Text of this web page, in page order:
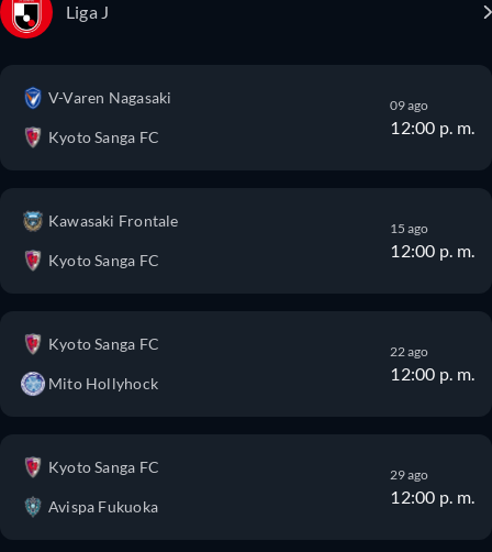
Liga J
V-Varen Nagasaki
Kyoto Sanga FC
09 ago
12:00 p. m.
Kawasaki Frontale
Kyoto Sanga FC
15 ago
12:00 p. m.
Kyoto Sanga FC
Mito Hollyhock
22 ago
12:00 p. m.
Kyoto Sanga FC
Avispa Fukuoka
29 ago
12:00 p. m.